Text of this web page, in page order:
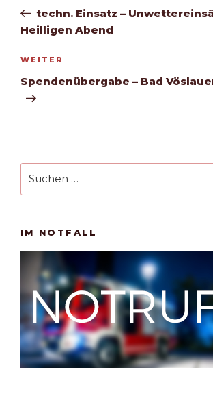
Beitrag
techn. Einsatz –
Heilligen Abend
Nächster
Beitrag
WEITER
Spendenübergabe – Bad
nach:
IM NOTFALL